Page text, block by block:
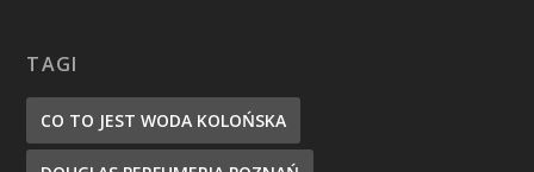
TAGI
CO TO JEST WODA KOLOŃSKA